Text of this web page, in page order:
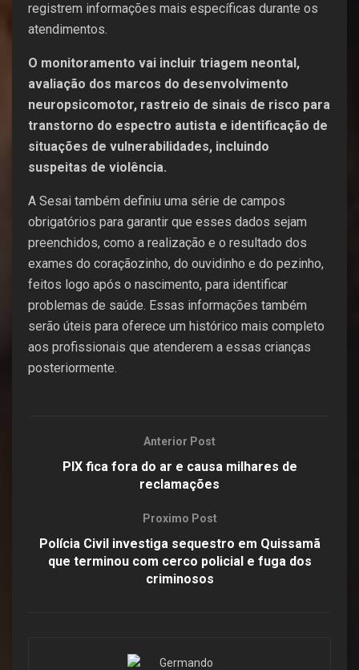
registrem informações mais específicas durante os
atendimentos.
O monitoramento vai incluir triagem neontal,
avaliação dos marcos do desenvolvimento
neuropsicomotor, rastreio de sinais de risco para
transtorno do espectro autista e identificação de
situações de vulnerabilidades, incluindo
suspeitas de violência.
A Sesai também definiu uma série de campos
obrigatórios para garantir que esses dados sejam
preenchidos, como a realização e o resultado dos
exames do coraçãozinho, do ouvidinho e do pezinho,
feitos logo após o nascimento, para identificar
problemas de saúde. Essas informações também
serão úteis para oferece um histórico mais completo
aos profissionais que atenderem a essas crianças
posteriormente.
Anterior Post
PIX fica fora do ar e causa milhares de
reclamações
Proximo Post
Polícia Civil investiga sequestro em Quissamã
que terminou com cerco policial e fuga dos
criminosos